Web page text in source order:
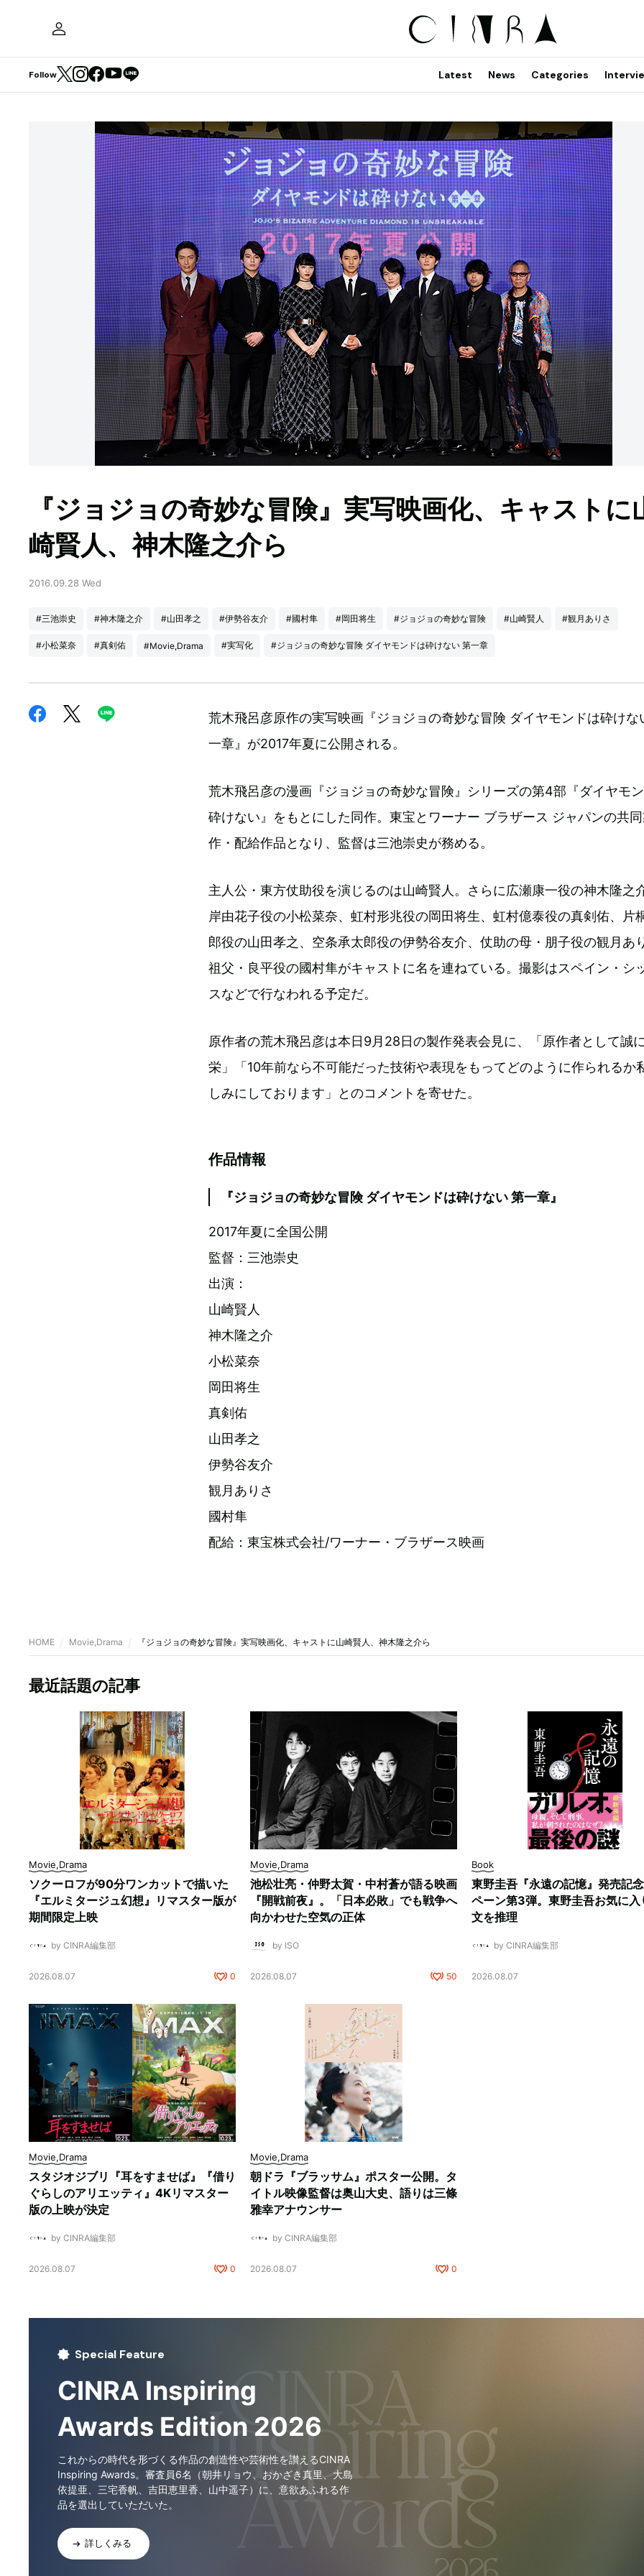
Follow Latest News Categories
『ジョジョの奇妙な冒険』実写映画化、キャストに
崎賢人、神木隆之介ら
2016.09.28 Wed
#三池崇史 #神木隆之介 #山田孝之 #伊勢谷友介 #國村隼 #岡田将生 #ジョジョの奇妙な冒険 #山崎賢人 #観月ありさ
#小松菜奈 #真剣佑 #Movie,Drama #実写化 #ジョジョの奇妙な冒険 ダイヤモンドは砕けない 第一章
荒木飛呂彦原作の実写映画『ジョジョの奇妙な冒険 ダイヤモンドは砕けな
一章』が2017年夏に公開される。
荒木飛呂彦の漫画『ジョジョの奇妙な冒険』シリーズの第4部『ダイヤモ
砕けない』をもとにした同作。東宝とワーナー ブラザース ジャパンの共
作・配給作品となり、監督は三池崇史が務める。
主人公・東方仗助役を演じるのは山崎賢人。さらに広瀬康一役の神木隆之
岸由花子役の小松菜奈、虹村形兆役の岡田将生、虹村億泰役の真剣佑、片
郎役の山田孝之、空条承太郎役の伊勢谷友介、仗助の母・朋子役の観月あ
祖父・良平役の國村隼がキャストに名を連ねている。撮影はスペイン・シ
スなどで行なわれる予定だ。
原作者の荒木飛呂彦は本日9月28日の製作発表会見に、「原作者として誠
栄」「10年前なら不可能だった技術や表現をもってどのように作られるか
しみにしております」とのコメントを寄せた。
作品情報
『ジョジョの奇妙な冒険 ダイヤモンドは砕けない 第一章』
2017年夏に全国公開
監督：三池崇史
出演：
山崎賢人
神木隆之介
小松菜奈
岡田将生
真剣佑
山田孝之
伊勢谷友介
観月ありさ
國村隼
配給：東宝株式会社/ワーナー・ブラザース映画
HOME Movie,Drama 『ジョジョの奇妙な冒険』実写映画化、キャストに山崎賢人、神木隆之介ら
最近話題の記事
Movie,Drama
ソクーロフが90分ワンカットで描いた
『エルミタージュ幻想』リマスター版が
期間限定上映
by CINRA編集部
2026.08.07 0
Movie,Drama
池松壮亮・仲野太賀・中村蒼が語る映画
『開戦前夜』。「日本必敗」でも戦争へ
向かわせた空気の正体
by ISO
2026.08.07 50
Book
東野圭吾『永遠の記憶』発売記
ペーン第3弾。東野圭吾お気に入
文を推理
by CINRA編集部
2026.08.07
Movie,Drama
スタジオジブリ『耳をすませば』『借り
ぐらしのアリエッティ』4Kリマスター
版の上映が決定
by CINRA編集部
2026.08.07 0
Movie,Drama
朝ドラ『ブラッサム』ポスター公開。タ
イトル映像監督は奥山大史、語りは三條
雅幸アナウンサー
by CINRA編集部
2026.08.07 0
Special Feature
CINRA Inspiring
Awards Edition 2026
これからの時代を形づくる作品の創造性や芸術性を讃えるCINRA
Inspiring Awards。審査員6名（朝井リョウ、おかざき真里、大島
依提亜、三宅香帆、吉田恵里香、山中遥子）に、意欲あふれる作
品を選出していただいた。
詳しくみる